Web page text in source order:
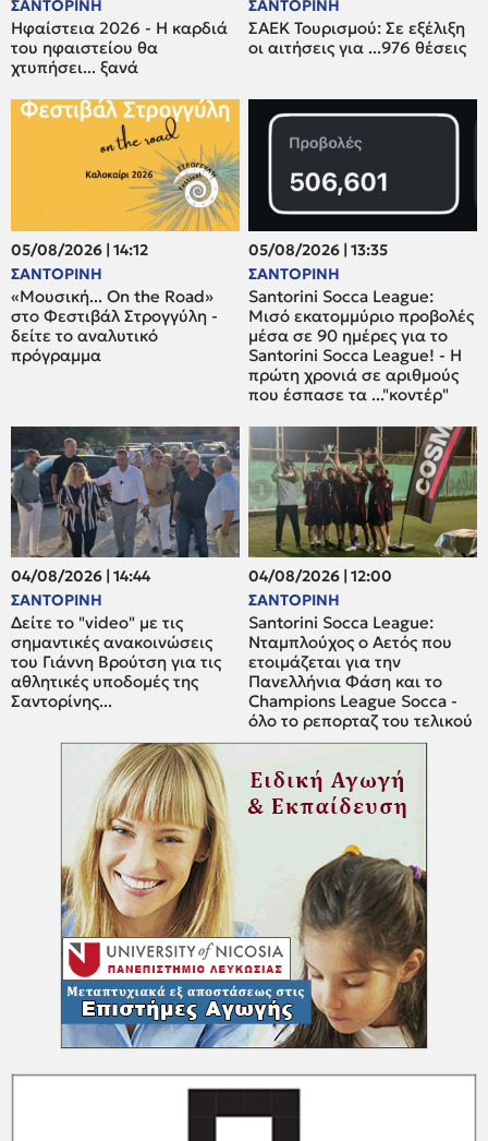
ΣΑΝΤΟΡΙΝΗ
Ηφαίστεια 2026 - Η καρδιά
του ηφαιστείου θα
χτυπήσει... ξανά
ΣΑΝΤΟΡΙΝΗ
ΣΑΕΚ Τουρισμού: Σε εξέλιξη
οι αιτήσεις για ...976 θέσεις
05/08/2026 | 14:12
ΣΑΝΤΟΡΙΝΗ
«Μουσική... On the Road»
στο Φεστιβάλ Στρογγύλη -
δείτε το αναλυτικό
πρόγραμμα
05/08/2026 | 13:35
ΣΑΝΤΟΡΙΝΗ
Santorini Socca League:
Μισό εκατομμύριο προβολές
μέσα σε 90 ημέρες για το
Santorini Socca League! - Η
πρώτη χρονιά σε αριθμούς
που έσπασε τα ..."κοντέρ"
04/08/2026 | 14:44
ΣΑΝΤΟΡΙΝΗ
Δείτε το "video" με τις
σημαντικές ανακοινώσεις
του Γιάννη Βρούτση για τις
αθλητικές υποδομές της
Σαντορίνης...
04/08/2026 | 12:00
ΣΑΝΤΟΡΙΝΗ
Santorini Socca League:
Νταμπλούχος ο Αετός που
ετοιμάζεται για την
Πανελλήνια Φάση και το
Champions League Socca -
όλο το ρεπορταζ του τελικού